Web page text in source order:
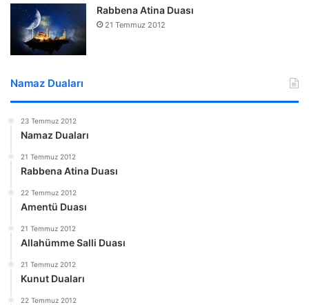
Rabbena Atina Duası
21 Temmuz 2012
Namaz Duaları
23 Temmuz 2012
Namaz Duaları
21 Temmuz 2012
Rabbena Atina Duası
22 Temmuz 2012
Amentü Duası
21 Temmuz 2012
Allahümme Salli Duası
21 Temmuz 2012
Kunut Duaları
22 Temmuz 2012